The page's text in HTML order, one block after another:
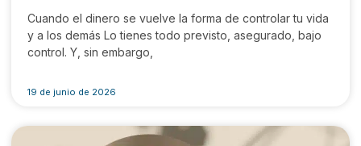
Cuando el dinero se vuelve la forma de controlar tu vida
y a los demás Lo tienes todo previsto, asegurado, bajo
control. Y, sin embargo,
19 de junio de 2026